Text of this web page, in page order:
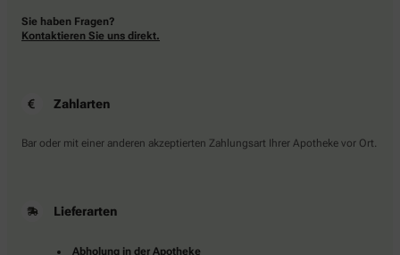
Sie haben Fragen?
Kontaktieren Sie uns direkt.
Zahlarten
Bar oder mit einer anderen akzeptierten Zahlungsart Ihrer Apotheke vor Ort.
Lieferarten
Abholung in der Apotheke